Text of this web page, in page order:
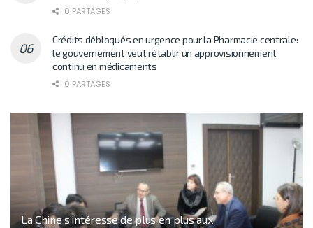
0 PARTAGES
Crédits débloqués en urgence pour la Pharmacie centrale:
le gouvernement veut rétablir un approvisionnement
continu en médicaments
0 PARTAGES
La Chine s’intéresse de plus en plus aux